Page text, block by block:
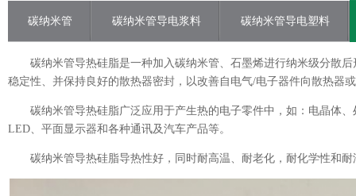
碳纳米管 碳纳米管导电浆料 碳纳米管导电塑料
碳纳米管导热硅脂是一种加入碳纳米管、石墨烯进行纳米级分散后
稳定性、并保持良好的散热器密封，以改善自电气/电子器件向散热器
碳纳米管导热硅脂广泛应用于产生热的电子零件中，如：电晶体、
LED、平面显示器和各种通讯及汽车产品等。
碳纳米管导热硅脂导热性好，同时耐高温、耐老化，耐化学性和耐